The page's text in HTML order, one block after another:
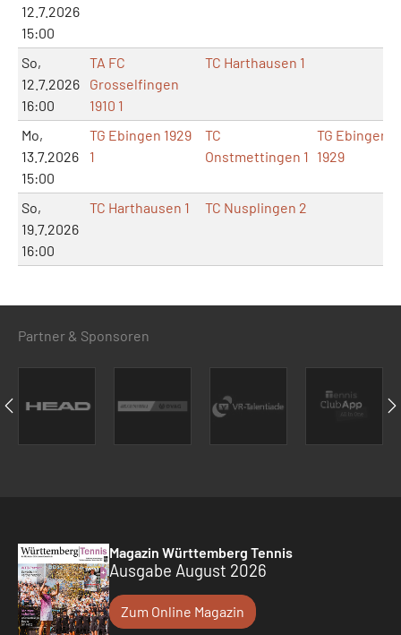
12.7.2026
15:00
So,
12.7.2026
16:00
TA FC
Grosselfingen
1910 1
TC Harthausen 1
Mo,
13.7.2026
15:00
TG Ebingen 1929
1
TC
Onstmettingen 1
TG Ebingen
1929
So,
19.7.2026
16:00
TC Harthausen 1 TC Nusplingen 2
Partner & Sponsoren
Magazin Württemberg Tennis
Ausgabe August 2026
Zum Online Magazin